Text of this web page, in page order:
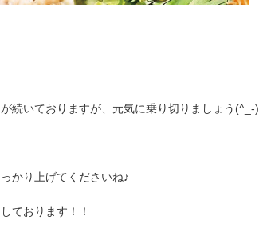
続いておりますが、元気に乗り切りましょう(^_-)
かり上げてくださいね♪
ております！！